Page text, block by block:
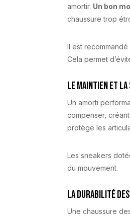
amortir. Un bon
chaussure trop
Il est
Cela permet
Le maintien et
Un amorti
compenser,
protège les
Les sneakers
du mouvement.
La durabilité
Une chaussure